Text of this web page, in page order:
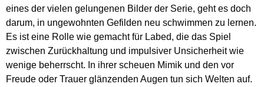
eines der vielen gelungenen Bilder der Serie, geht es doch
darum, in ungewohnten Gefilden neu schwimmen zu lernen.
Es ist eine Rolle wie gemacht für Labed, die das Spiel
zwischen Zurückhaltung und impulsiver Unsicherheit wie
wenige beherrscht. In ihrer scheuen Mimik und den vor
Freude oder Trauer glänzenden Augen tun sich Welten auf.